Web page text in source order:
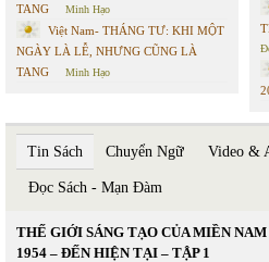
TANG
Minh Hạo
Việt Nam- THÁNG TƯ: KHI MỘT
NGÀY LÀ LỄ, NHƯNG CŨNG LÀ
TANG
Minh Hạo
Tin Sách Chuyển Ngữ Video &
Đọc Sách - Mạn Đàm
THẾ GIỚI SÁNG TẠO CỦA MIỀN
1954 – ĐẾN HIỆN TẠI – TẬP 1